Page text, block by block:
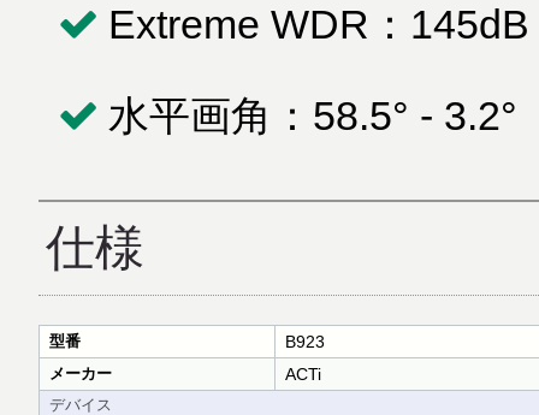
Extreme WDR：145dB
水平画角：58.5° - 3.2°
仕様
型番 B923
メーカー ACTi
デバイス